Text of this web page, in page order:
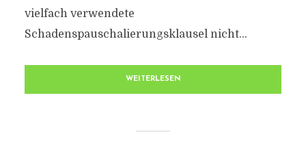
vielfach verwendete
Schadenspauschalierungsklausel nicht...
WEITERLESEN